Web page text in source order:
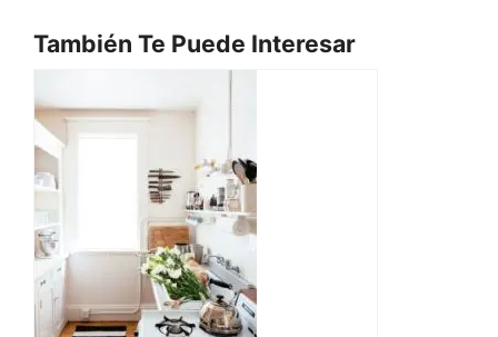
También Te Puede Interesar